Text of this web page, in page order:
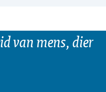
van mens, dier